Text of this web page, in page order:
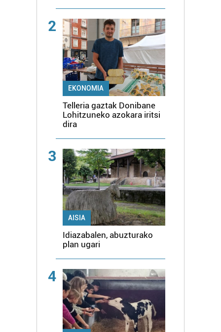
2
EKONOMIA
Telleria gaztak Donibane
Lohitzuneko azokara iritsi
dira
3
AISIA
Idiazabalen, abuzturako
plan ugari
4